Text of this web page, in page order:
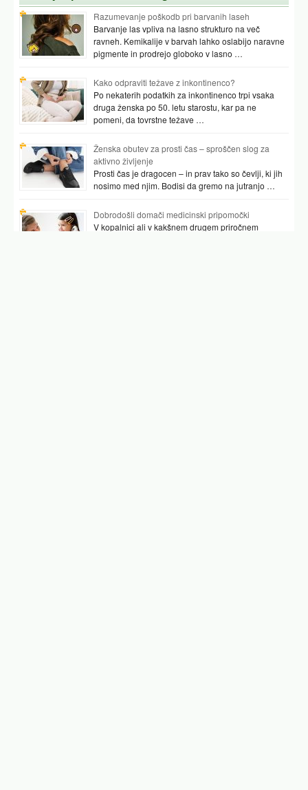
Razumevanje poškodb pri barvanih laseh
Barvanje las vpliva na lasno strukturo na več
ravneh. Kemikalije v barvah lahko oslabijo naravne
pigmente in prodrejo globoko v lasno …
Kako odpraviti težave z inkontinenco?
Po nekaterih podatkih za inkontinenco trpi vsaka
druga ženska po 50. letu starostu, kar pa ne
pomeni, da tovrstne težave …
Ženska obutev za prosti čas – sproščen slog za
aktivno življenje
Prosti čas je dragocen – in prav tako so čevlji, ki jih
nosimo med njim. Bodisi da gremo na jutranjo …
Dobrodošli domači medicinski pripomočki
V kopalnici ali v kakšnem drugem priročnem